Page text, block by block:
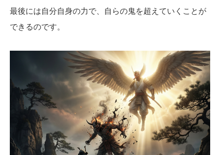
最後には自分自身の力で、自らの鬼を超えていくことが
できるのです。